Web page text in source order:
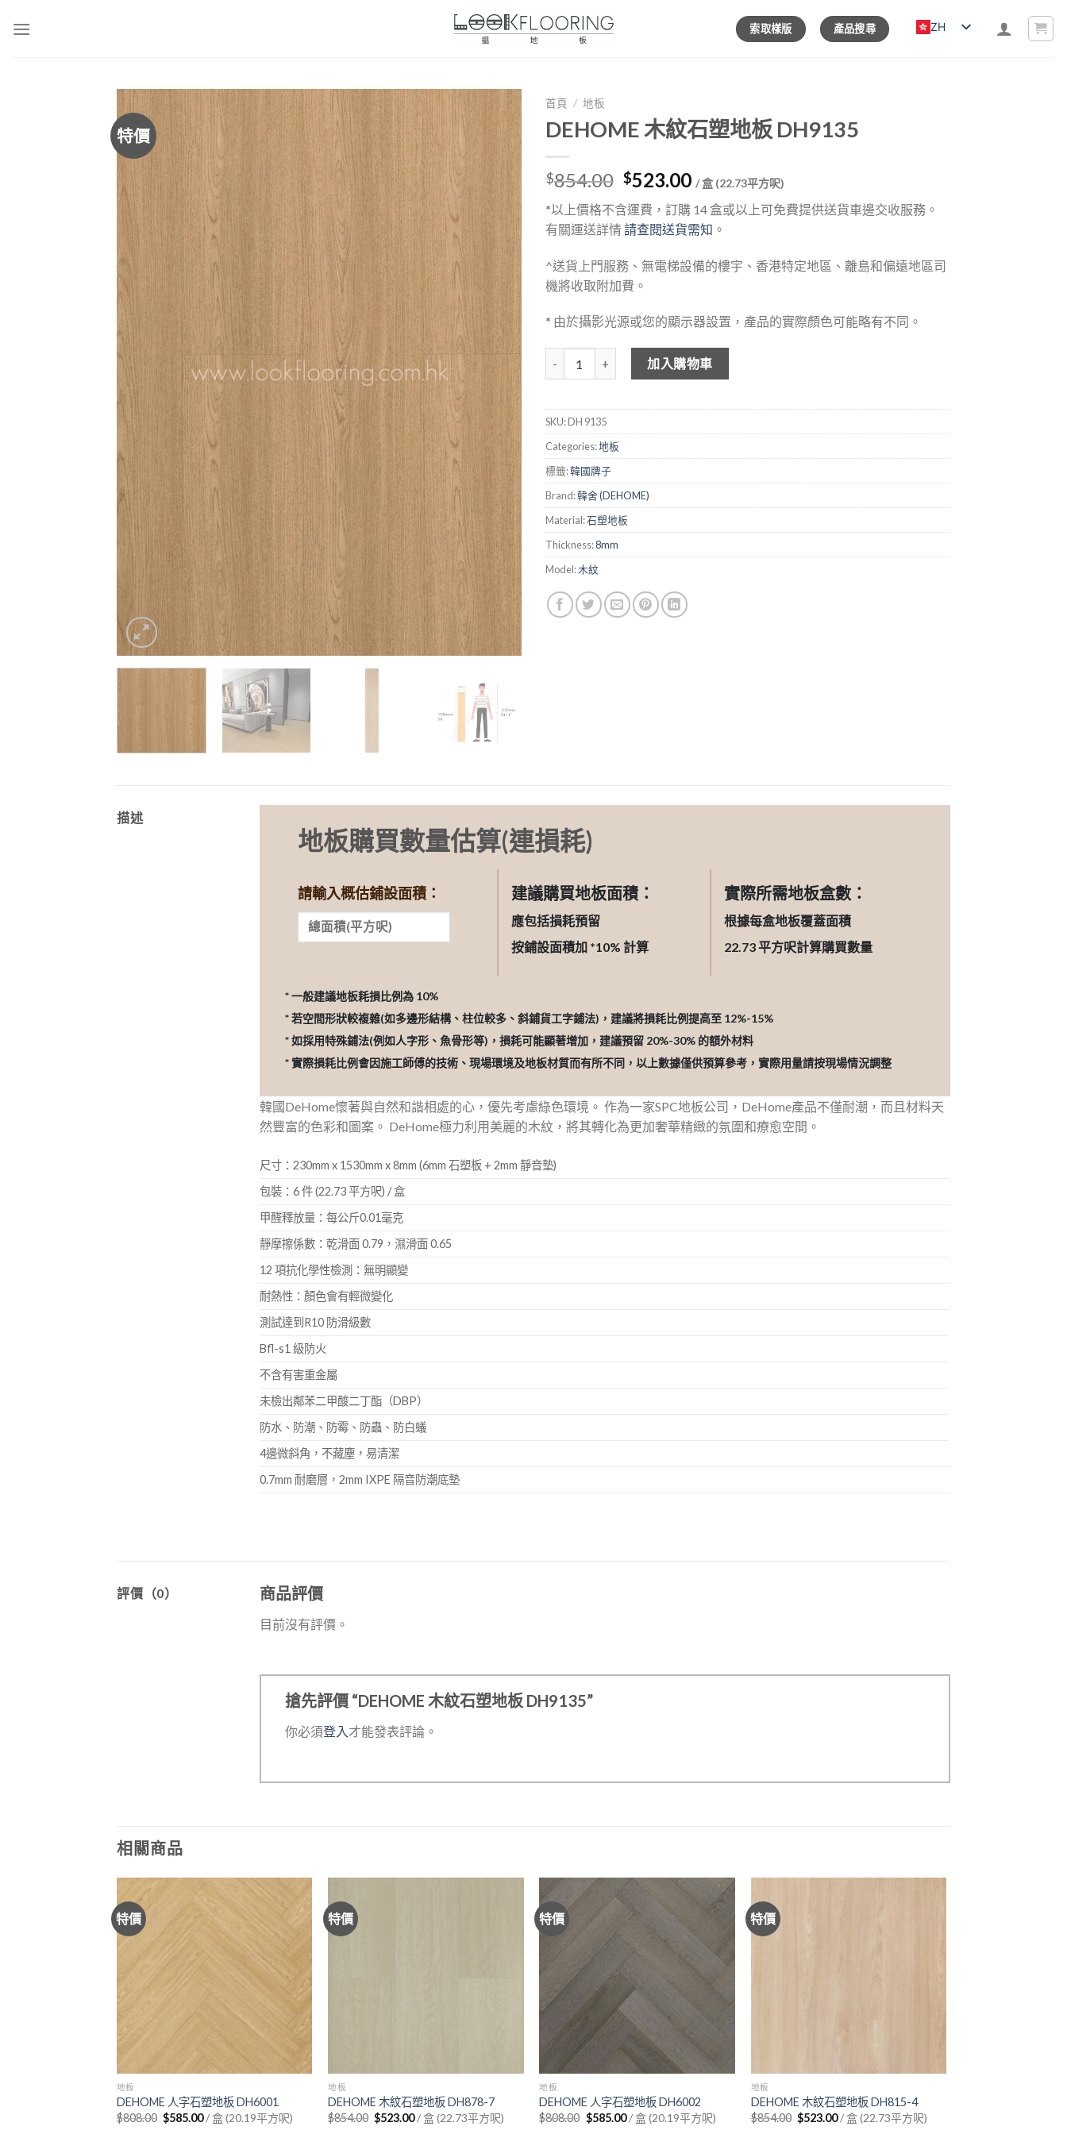
索取樣版 產品搜尋 ZH
特價
首頁 / 地板
DEHOME 木紋石塑地板 DH9135
$854.00 Original
price
was:
$854.00.
$523.00Current
price
is:
$523.00.
/ 盒 (22.73平方呎)
*以上價格不含運費，訂購 14 盒或以上可免費提供送貨車邊交收服務。
有關運送詳情請查閱送貨需知 。
^送貨上門服務、無電梯設備的樓宇、香港特定地區、離島和偏遠地區司
機將收取附加費。
* 由於攝影光源或您的顯示器設置，產品的實際顏色可能略有不同。
DEHOME 木紋石塑地板 DH9135 數量
加入購物車
SKU:DH 9135
Categories:地板
標籤:韓國牌子
Brand:韓舍 (DEHOME)
Material:石塑地板
Thickness:8mm
Model:木紋
描述
地板購買數量估算(連損耗)
請輸入概估鋪設面積： 建議購買地板面積：
應包括損耗預留
按鋪設面積加 *10% 計算
實際所需地板盒數：
根據每盒地板覆蓋面積
22.73平方呎計算購買數量
* 一般建議地板耗損比例為 10%
* 若空間形狀較複雜(如多邊形結構、柱位較多、斜鋪貨工字鋪法)，建議將損耗比例提高至 12%-15%
* 如採用特殊鋪法(例如人字形、魚骨形等)，損耗可能顯著增加，建議預留 20%-30% 的額外材料
* 實際損耗比例會因施工師傅的技術、現場環境及地板材質而有所不同，以上數據僅供預算參考，實際用量請按現場情況調整
韓國DeHome懷著與自然和諧相處的心，優先考慮綠色環境。 作為一家SPC地板公司，DeHome產品不僅耐潮，而且材料天
然豐富的色彩和圖案。 DeHome極力利用美麗的木紋，將其轉化為更加奢華精緻的氛圍和療愈空間。
尺寸：230mm x 1530mm x 8mm (6mm 石塑板 + 2mm 靜音墊)
包裝：6 件 (22.73 平方呎) / 盒
甲醛釋放量：每公斤0.01毫克
靜摩擦係數：乾滑面 0.79，濕滑面 0.65
12 項抗化學性檢測：無明顯變
耐熱性：顏色會有輕微變化
測試達到R10 防滑級數
Bfl-s1 級防火
不含有害重金屬
未檢出鄰苯二甲酸二丁酯（DBP）
防水、防潮、防霉、防蟲、防白蟻
4邊微斜角，不藏塵，易清潔
0.7mm 耐磨層，2mm IXPE 隔音防潮底墊
評價（0） 商品評價
目前沒有評價。
搶先評價 “DEHOME 木紋石塑地板 DH9135”
你必須登入才能發表評論。
相關商品
特價
地板
DEHOME 人字石塑地板 DH6001
$808.00 Original
price
$585.00Current
price
/ 盒 (20.19平方呎)
特價
地板
DEHOME 木紋石塑地板 DH878-7
$854.00 Original
price
$523.00Current
price
/ 盒 (22.73平方呎)
特價
地板
DEHOME 人字石塑地板 DH6002
$808.00 Original
price
$585.00Current
price
/ 盒 (20.19平方呎)
特價
地板
DEHOME 木紋石塑地板 DH815-4
$854.00 Original
price
$523.00Current
price
/ 盒 (22.73平方呎)